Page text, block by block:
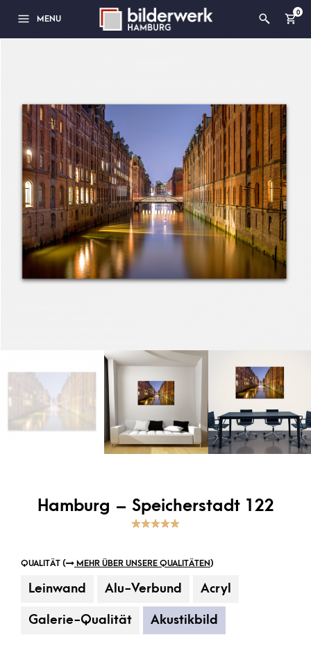
MENU
0
Hamburg – Speicherstadt 122
rating
QUALITÄT ( MEHR ÜBER UNSERE QUALITÄTEN)
Leinwand Alu-Verbund Acryl
Galerie-Qualität Akustikbild